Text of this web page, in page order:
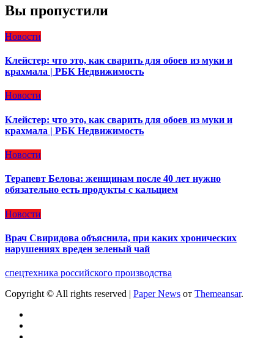
Вы пропустили
Новости
Клейстер: что это, как сварить для обоев из муки и
крахмала | РБК Недвижимость
Новости
Клейстер: что это, как сварить для обоев из муки и
крахмала | РБК Недвижимость
Новости
Терапевт Белова: женщинам после 40 лет нужно
обязательно есть продукты с кальцием
Новости
Врач Свиридова объяснила, при каких хронических
нарушениях вреден зеленый чай
спецтехника российского производства
Copyright © All rights reserved | Paper News от Themeansar.